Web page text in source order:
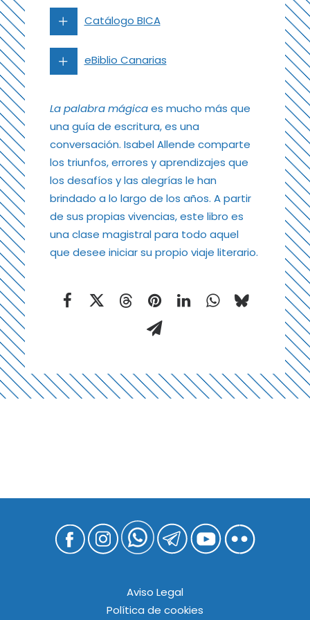
Catálogo BICA
eBiblio Canarias
La palabra mágicaes mucho más que
una guía de escritura, es una
conversación. Isabel Allende comparte
los triunfos, errores y aprendizajes que
los desafíos y las alegrías le han
brindado a lo largo de los años. A partir
de sus propias vivencias, este libro es
una clase magistral para todo aquel
que desee iniciar su propio viaje literario.
Aviso Legal
Política de cookies